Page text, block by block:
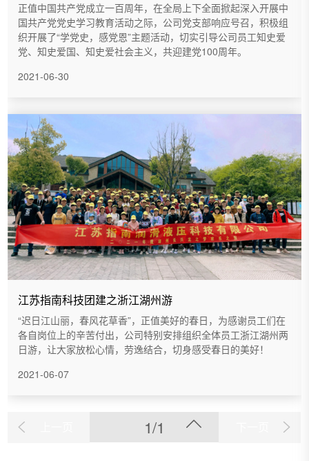
正值中国共产党成立一百周年，在全局上下全面掀起深入开展中
国共产党党史学习教育活动之际，公司党支部响应号召，积极组
织开展了“学党史，感党恩”主题活动，切实引导公司员工知史爱
党、知史爱国、知史爱社会主义，共迎建党100周年。
2021-06-30
江苏指南科技团建之浙江湖州游
“迟日江山丽，春风花草香”，正值美好的春日，为感谢员工们在
各自岗位上的辛苦付出，公司特别安排组织全体员工浙江湖州两
日游，让大家放松心情，劳逸结合，切身感受春日的美好！
2021-06-07
1/1